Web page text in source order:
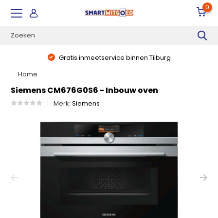
0
Gratis inmeetservice binnen Tilburg
Home
Siemens CM676G0S6 - Inbouw oven
Merk:Siemens